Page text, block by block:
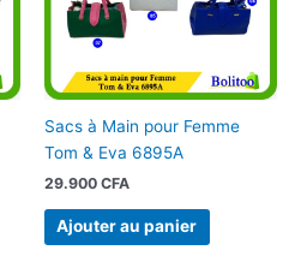
Sacs à Main pour Femme
Tom & Eva 6895A
29.900 CFA
Ajouter au panier